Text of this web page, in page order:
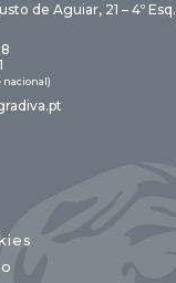
de Aguiar, 21 – 4º Esq.
nacional)